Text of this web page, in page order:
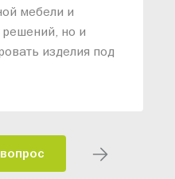
мебели и
но и
изделия под